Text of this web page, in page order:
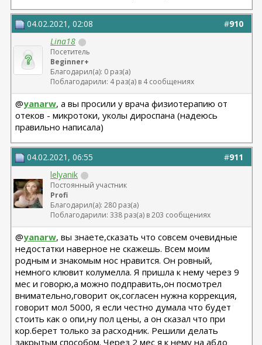
#910
04.02.2021, 02:08
Lina18
Посетитель
Beginner+
Благодарил(а): 0 раз(а)
Поблагодарили: 4 раз(а) в 4 сообщениях
@yanarw, а вы просили у врача физиотерапию от
отеков - микротоки, уколы дироспана (надеюсь
правильно написала)
#911
04.02.2021, 06:55
lelyanik
Постоянный участник
Profi
Благодарил(а): 280 раз(а)
Поблагодарили: 338 раз(а) в 203 сообщениях
@yanarw, вы знаете,сказать что совсем очевидные
недостатки наверное не скажешь. Всем моим
родным и знакомым нос нравится. Он ровный,
немного клювит колумелла. Я пришла к нему через 9
мес и говорю,а можно подправить,он посмотрел
внимательно,говорит ок,согласен нужна коррекция,
говорит мол 5000, я если честно думала что будет
стоить как о опи,ну пол цены, а он сказал что при
кор.берет только за расходник. Решили делать
закрытым способом. Через 2 мес я к нему на абдо